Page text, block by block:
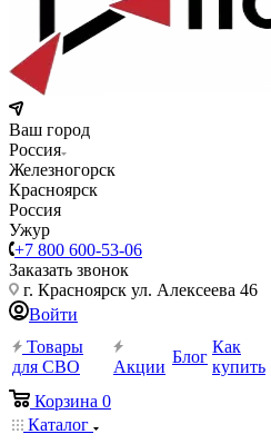
Ваш город
Россия
Железногорск
Красноярск
Россия
Ужур
+7 800 600-53-06
Заказать звонок
г. Красноярск ул. Алексеева 46
Войти
Товары
для СВО
Акции
Блог
Как
купить
Корзина 0
Каталог